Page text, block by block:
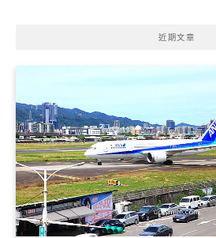
近期文章